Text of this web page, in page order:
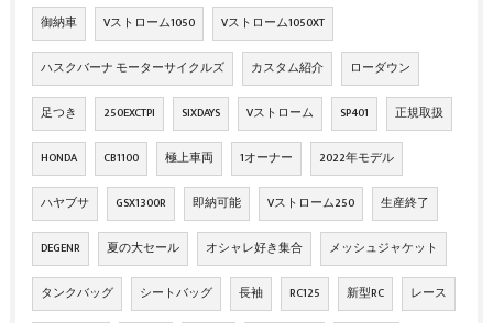
御納車 Vストローム1050 Vストローム1050XT
ハスクバーナ モーターサイクルズ カスタム紹介 ローダウン
足つき 250EXCTPI SIXDAYS Vストローム SP401 正規取扱
HONDA CB1100 極上車両 1オーナー 2022年モデル
ハヤブサ GSX1300R 即納可能 Vストローム250 生産終了
DEGENR 夏の大セール オシャレ好き集合 メッシュジャケット
タンクバッグ シートバッグ 長袖 RC125 新型RC レース